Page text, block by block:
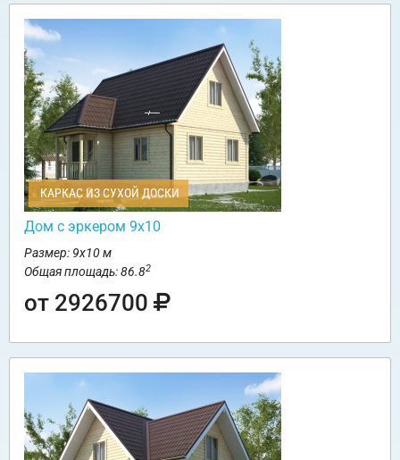
КАРКАС ИЗ СУХОЙ ДОСКИ
Дом с эркером 9х10
Размер: 9х10 м
Общая площадь: 86.82
от 2926700